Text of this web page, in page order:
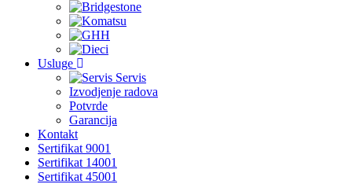
Usluge
Servis
Izvodjenje radova
Potvrde
Garancija
Kontakt
Sertifikat 9001
Sertifikat 14001
Sertifikat 45001